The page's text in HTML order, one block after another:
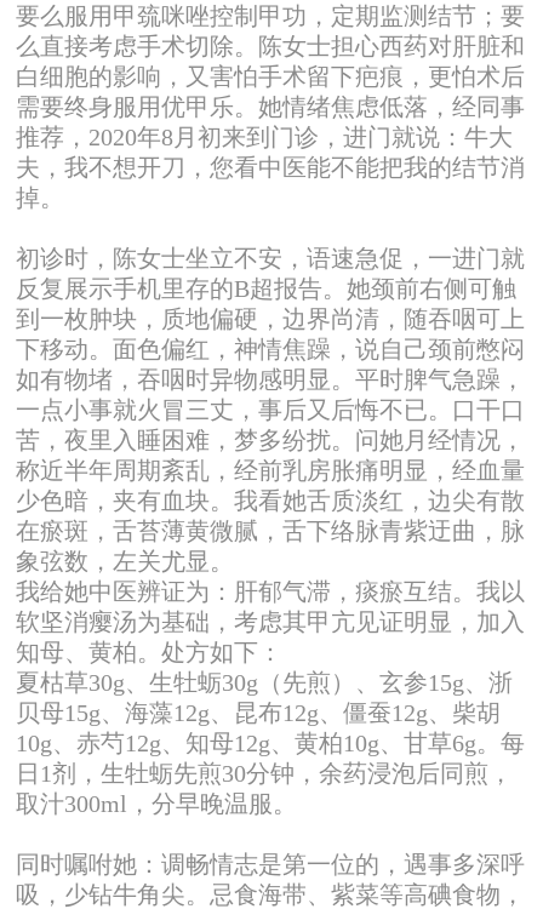
要么服用甲巯咪唑控制甲功，定期监测结节；要
么直接考虑手术切除。陈女士担心西药对肝脏和
白细胞的影响，又害怕手术留下疤痕，更怕术后
需要终身服用优甲乐。她情绪焦虑低落，经同事
推荐，2020年8月初来到门诊，进门就说：牛大
夫，我不想开刀，您看中医能不能把我的结节消
掉。
初诊时，陈女士坐立不安，语速急促，一进门就
反复展示手机里存的B超报告。她颈前右侧可触
到一枚肿块，质地偏硬，边界尚清，随吞咽可上
下移动。面色偏红，神情焦躁，说自己颈前憋闷
如有物堵，吞咽时异物感明显。平时脾气急躁，
一点小事就火冒三丈，事后又后悔不已。口干口
苦，夜里入睡困难，梦多纷扰。问她月经情况，
称近半年周期紊乱，经前乳房胀痛明显，经血量
少色暗，夹有血块。我看她舌质淡红，边尖有散
在瘀斑，舌苔薄黄微腻，舌下络脉青紫迂曲，脉
象弦数，左关尤显。
我给她中医辨证为：肝郁气滞，痰瘀互结。我以
软坚消瘿汤为基础，考虑其甲亢见证明显，加入
知母、黄柏。处方如下：
夏枯草30g、生牡蛎30g（先煎）、玄参15g、浙
贝母15g、海藻12g、昆布12g、僵蚕12g、柴胡
10g、赤芍12g、知母12g、黄柏10g、甘草6g。每
日1剂，生牡蛎先煎30分钟，余药浸泡后同煎，
取汁300ml，分早晚温服。
同时嘱咐她：调畅情志是第一位的，遇事多深呼
吸，少钻牛角尖。忌食海带、紫菜等高碘食物，